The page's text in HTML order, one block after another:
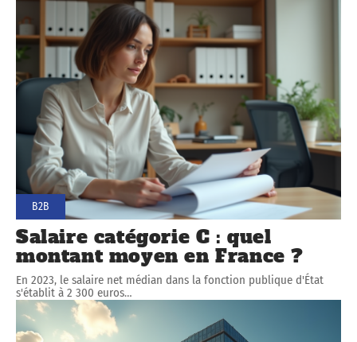
B2B
Salaire catégorie C : quel
montant moyen en France ?
En 2023, le salaire net médian dans la fonction publique d'État
s'établit à 2 300 euros…